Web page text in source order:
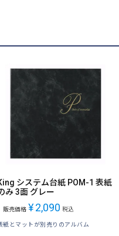
システム台紙 POM-1 表紙
み 3面 グレー
販売価格 ¥2,090 税込
紙とマットが別売りのアルバム